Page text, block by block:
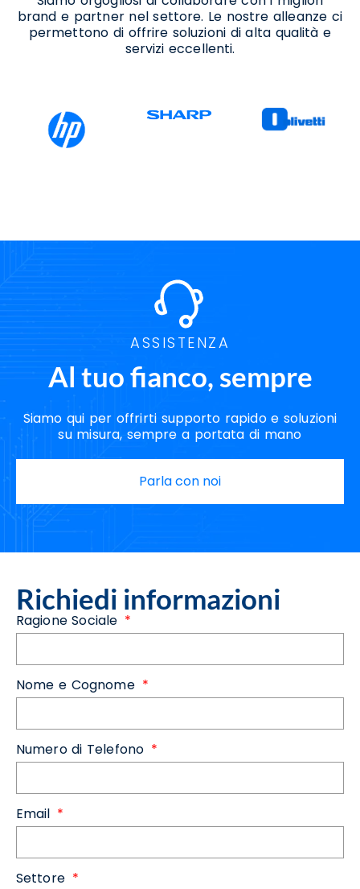
brand e partner nel settore. Le nostre alleanze ci
permettono di offrire soluzioni di alta qualità e
servizi eccellenti.
ASSISTENZA
Al tuo fianco, sempre
Siamo qui per offrirti supporto rapido e soluzioni
su misura, sempre a portata di mano
Parla con noi
Richiedi informazioni
Ragione Sociale
Nome e Cognome
Numero di Telefono
Email
Settore